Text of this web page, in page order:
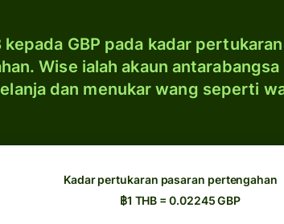
kepada GBP pada kadar
Wise ialah akaun
dan menukar wang seperti
Kadar pertukaran pasaran pertengahan
฿1 THB = 0.02245 GBP